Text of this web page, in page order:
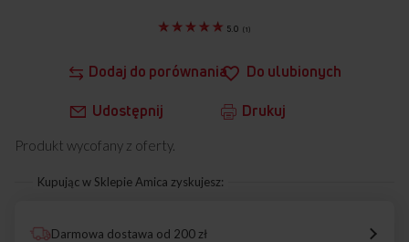
Dodaj do porównania Do ulubionych
Udostępnij Drukuj
5.0 (1)
Produkt wycofany z oferty.
Kupując w Sklepie Amica zyskujesz:
Darmowa dostawa od 200 zł